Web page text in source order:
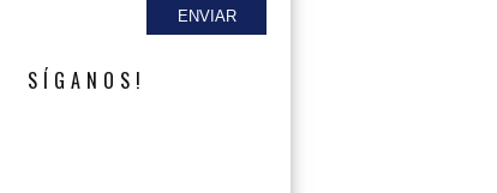
SÍGANOS!